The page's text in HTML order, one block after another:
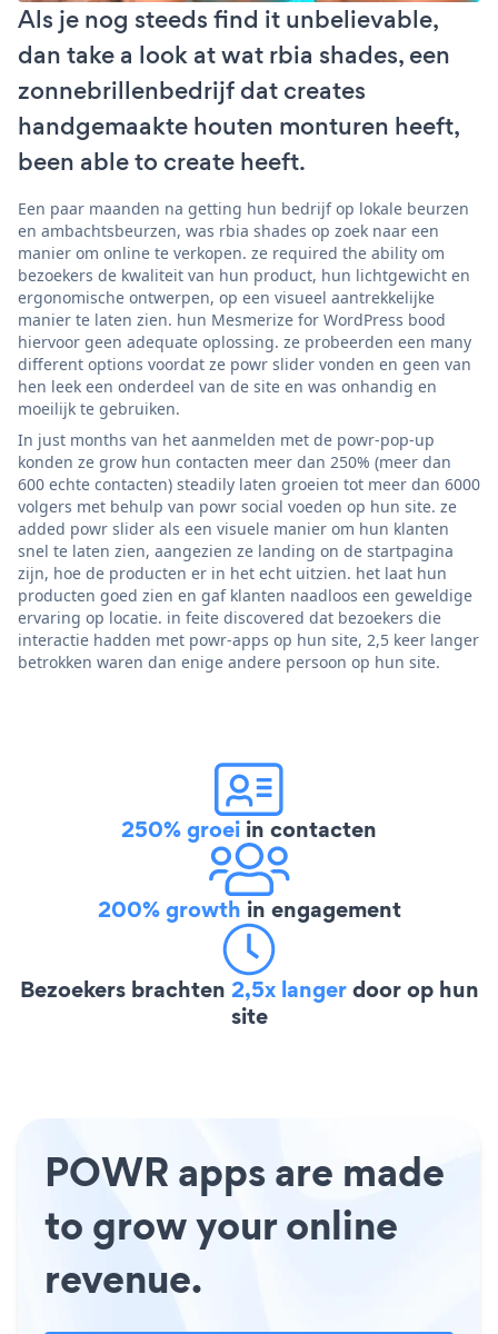
Als je nog steeds find it unbelievable,
dan take a look at wat rbia shades, een
zonnebrillenbedrijf dat creates
handgemaakte houten monturen heeft,
been able to create heeft.
Een paar maanden na getting hun bedrijf op lokale beurzen
en ambachtsbeurzen, was rbia shades op zoek naar een
manier om online te verkopen. ze required the ability om
bezoekers de kwaliteit van hun product, hun lichtgewicht en
ergonomische ontwerpen, op een visueel aantrekkelijke
manier te laten zien. hun Mesmerize for WordPress bood
hiervoor geen adequate oplossing. ze probeerden een many
different options voordat ze powr slider vonden en geen van
hen leek een onderdeel van de site en was onhandig en
moeilijk te gebruiken.
In just months van het aanmelden met de powr-pop-up
konden ze grow hun contacten meer dan 250% (meer dan
600 echte contacten) steadily laten groeien tot meer dan 6000
volgers met behulp van powr social voeden op hun site. ze
added powr slider als een visuele manier om hun klanten
snel te laten zien, aangezien ze landing on de startpagina
zijn, hoe de producten er in het echt uitzien. het laat hun
producten goed zien en gaf klanten naadloos een geweldige
ervaring op locatie. in feite discovered dat bezoekers die
interactie hadden met powr-apps op hun site, 2,5 keer langer
betrokken waren dan enige andere persoon op hun site.
250% groei in contacten
200% growth in engagement
Bezoekers brachten 2,5x langerdoor op hun
site
POWR apps are made
to grow your online
revenue.